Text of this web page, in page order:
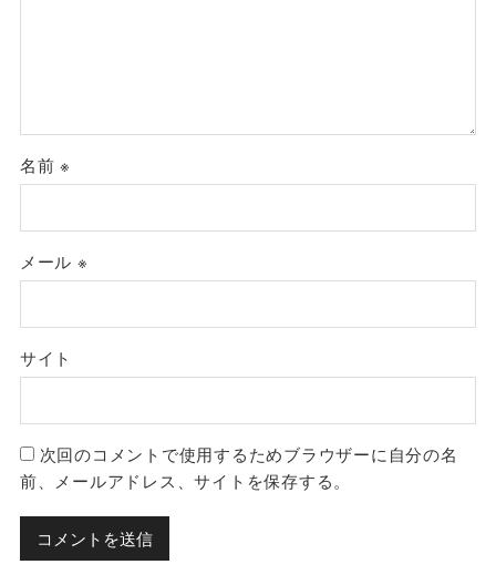
名前※
メール ※
サイト
次回のコメントで使用するためブラウザーに自分の名
前、メールアドレス、サイトを保存する。